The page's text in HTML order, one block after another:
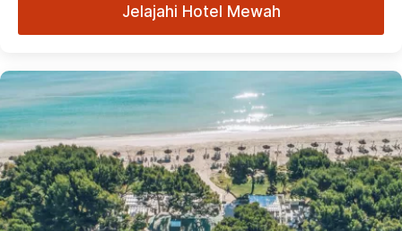
Jelajahi Hotel Mewah